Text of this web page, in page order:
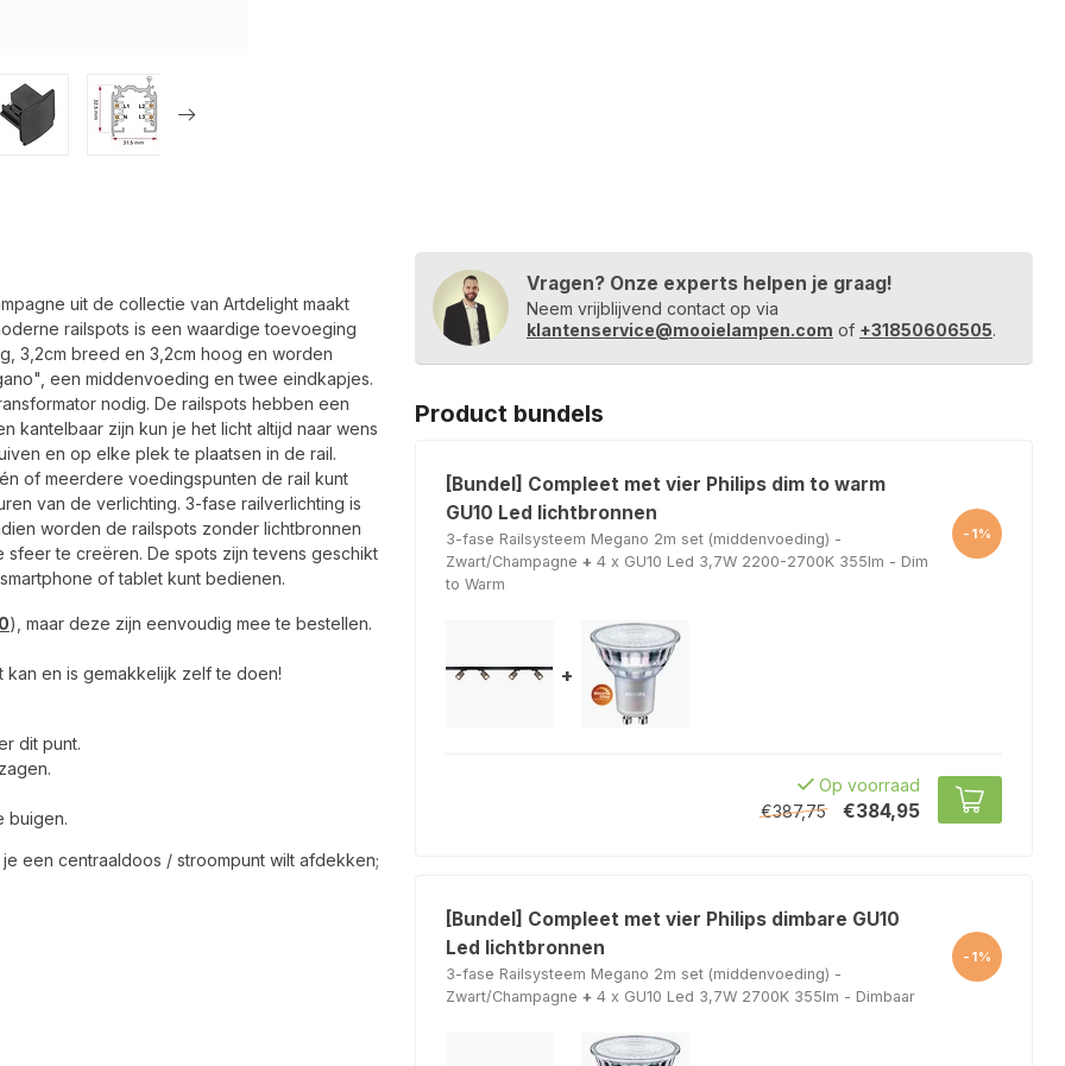
uit de collectie van Artdelight maakt
railspots is een waardige toevoeging
3,2cm breed en 3,2cm hoog en worden
een middenvoeding en twee eindkapjes.
nodig. De railspots hebben een
kantelbaar zijn kun je het licht altijd naar wens
en op elke plek te plaatsen in de rail.
of meerdere voedingspunten de rail kunt
van de verlichting. 3-fase railverlichting is
worden de railspots zonder lichtbronnen
te creëren. De spots zijn tevens geschikt
of tablet kunt bedienen.
), maar deze zijn eenvoudig mee te bestellen.
kan en is gemakkelijk zelf te doen!
dit punt.
buigen.
een centraaldoos / stroompunt wilt afdekken;
Vragen? Onze experts helpen je graag!
Neem vrijblijvend contact op via
klantenservice@mooielampen.com of +31850606505.
Product bundels
[Bundel] Compleet met vier Philips dim to warm
GU10 Led lichtbronnen
3-fase Railsysteem Megano 2m set (middenvoeding) -
Zwart/Champagne + 4 x GU10 Led 3,7W 2200-2700K 355lm - Dim
to Warm
-1%
+
Op voorraad
€387,75
€384,95
[Bundel] Compleet met vier Philips dimbare GU10
Led lichtbronnen
3-fase Railsysteem Megano 2m set (middenvoeding) -
Zwart/Champagne + 4 x GU10 Led 3,7W 2700K 355lm - Dimbaar
-1%